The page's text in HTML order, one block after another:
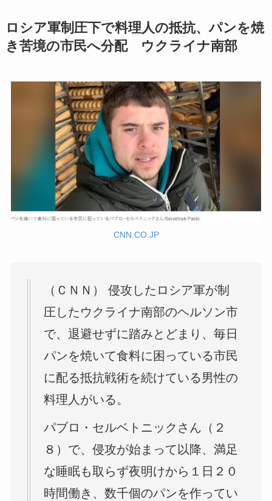
ロシア軍制圧下で料理人の抵抗、パンを焼
き苦境の市民へ分配 ウクライナ南部
CNN.CO.JP
（ＣＮＮ） 侵攻したロシア軍が制
圧したウクライナ南部のヘルソン市
で、退避せずに踏みとどまり、毎日
パンを焼いて食料に困っている市民
に配る抵抗戦術を続けている男性の
料理人がいる。
パブロ・セルベトニックさん（２
８）で、侵攻が始まって以降、満足
な睡眠も取らず夜明けから１日２０
時間働き、数千個のパンを作ってい